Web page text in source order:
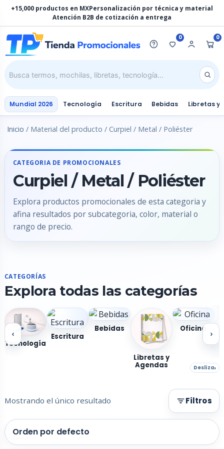
contenido
+15,000 productos en MXPersonalización por técnica y material
Atención B2B de cotización a entrega
0 0
Mundial 2026 Tecnología Escritura Bebidas Libretas y
Inicio / Material del producto / Curpiel / Metal / Poliéster
CATEGORIA DE PROMOCIONALES
Curpiel / Metal / Poliéster
Explora productos promocionales de esta categoria y
afina resultados por subcategoria, color, material o
rango de precio.
CATEGORÍAS
Explora todas las categorías
‹
Tecnología
Escritura
Bebidas
Libretas y
Agendas
Oficina
›
Desliza
Mostrando el único resultado Filtros